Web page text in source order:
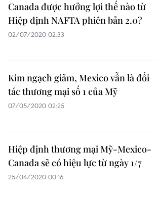
Canada được hưởng lợi thế nào từ
Hiệp định NAFTA phiên bản 2.0?
02/07/2020 02:33
Kim ngạch giảm, Mexico vẫn là đối
tác thương mại số 1 của Mỹ
07/05/2020 02:25
Hiệp định thương mại Mỹ-Mexico-
Canada sẽ có hiệu lực từ ngày 1/7
25/04/2020 00:16